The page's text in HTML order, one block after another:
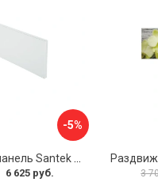
-5%
Фронтальная панель Santek 1.WH30.2.498 00000067322
6 625 руб. 3